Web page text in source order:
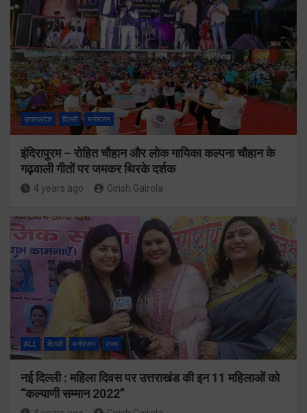
उत्तरप्रदेश दिल्ली मनोरंजन
इंदिरापुरम – रोहित चौहान और लोक गायिका कल्पना चौहान के
गढ़वाली गीतों पर जमकर थिरके दर्शक
4 years ago Girish Gairola
ALL दिल्ली मनोरंजन राज्य
नई दिल्ली : महिला दिवस पर उत्तराखंड की इन 11 महिलाओं को
“कल्याणी सम्मान 2022”